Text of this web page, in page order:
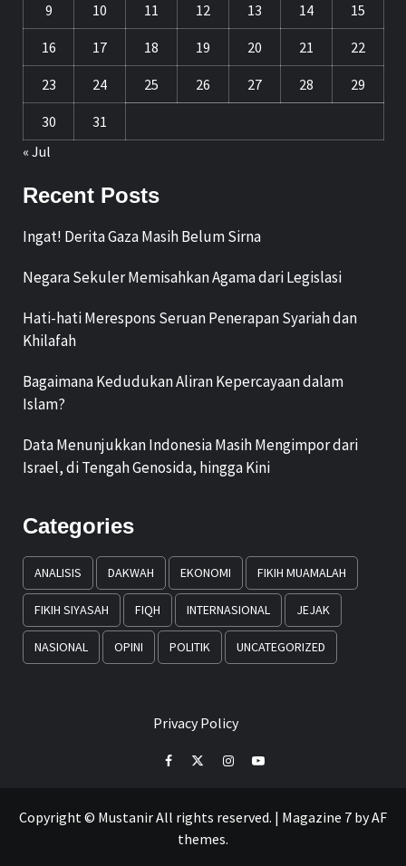
9 10 11 12 13 14 15
16 17 18 19 20 21 22
23 24 25 26 27 28 29
30
31
« Jul
Recent Posts
Ingat! Derita Gaza Masih Belum Sirna
Negara Sekuler Memisahkan Agama dari Legislasi
Hati-hati Merespons Seruan Penerapan Syariah dan
Khilafah
Bagaimana Kedudukan Aliran Kepercayaan dalam
Islam?
Data Menunjukkan Indonesia Masih Mengimpor dari
Israel, di Tengah Genosida, hingga Kini
Categories
ANALISIS DAKWAH EKONOMI FIKIH MUAMALAH
FIKIH SIYASAH FIQH INTERNASIONAL JEJAK
NASIONAL OPINI POLITIK UNCATEGORIZED
Privacy Policy
FacebookTwitterInstagramYoutube
Copyright © Mustanir All rights reserved. | Magazine 7 by AF
themes.